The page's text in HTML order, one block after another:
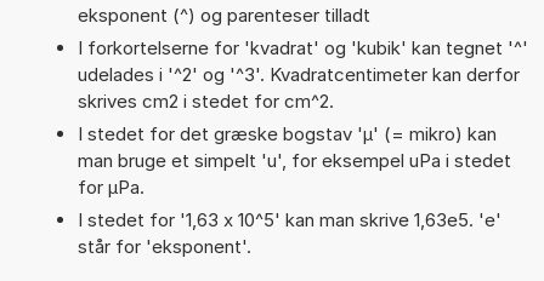
eksponent (^) og parenteser tilladt
I forkortelserne for 'kvadrat' og 'kubik' kan tegnet '^'
udelades i '^2' og '^3'. Kvadratcentimeter kan derfor
skrives cm2 i stedet for cm^2.
I stedet for det græske bogstav 'µ' (= mikro) kan
man bruge et simpelt 'u', for eksempel uPa i stedet
for µPa.
I stedet for '1,63 x 10^5' kan man skrive 1,63e5. 'e'
står for 'eksponent'.